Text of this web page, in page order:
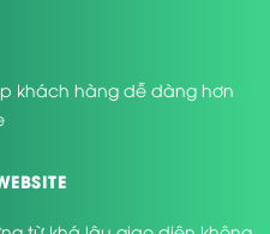
khách hàng dễ dàng hơn